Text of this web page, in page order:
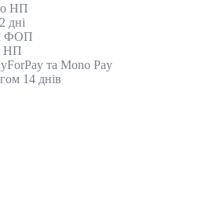
НП
дні
ФОП
НП
та Mono Pay
14 днів